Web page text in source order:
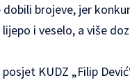
brojeve, jer
i veselo, a više
KUDZ „Filip